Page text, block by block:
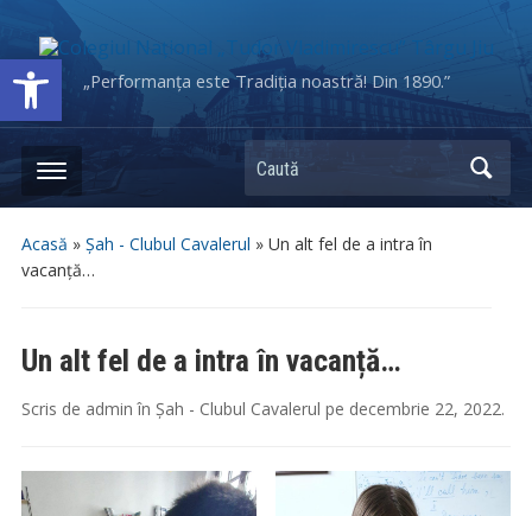
Deschide bara de unelte„Performanța este Tradiția noastră! Din 1890.”
Caută
Acasă » Șah - Clubul Cavalerul » Un alt fel de a intra în
vacanță…
Un alt fel de a intra în vacanță…
Scris de admin în Șah - Clubul Cavalerul pe decembrie 22, 2022.